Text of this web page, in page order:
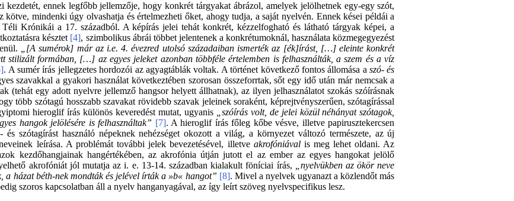
kezdetét, ennek legfőbb jellemzője, hogy konkrét tárgyakat ábrázol, amelyek jelölhetnek egy-egy szót,
kötve, mindenki úgy olvashatja és értelmezheti őket, ahogy tudja, a saját nyelvén. Ennek kései példái a
Krónikái a 17. századból. A képírás jelei tehát konkrét, kézzelfogható és látható tárgyak képei, a
késztet [4], szimbolikus ábrái többet jelentenek a konkrétumoknál, használata közmegegyezést
„[A sumérok] már az i.e. 4. évezred utolsó századaiban ismerték az [ék]írást, […] eleinte konkrét
stilizált formában, […] az egyes jeleket azonban többféle értelemben is felhasználták, a szem és a víz
. A sumér írás jellegzetes hordozói az agyagtáblák voltak. A történet következő fontos állomása aszó- és
szavakkal a gyakori használat következtében szorosan összeforrtak, sőt egy idő után már nemcsak a
(tehát egy adott nyelvre jellemző hangsor helyett állhatnak), az ilyen jelhasználatot szokás szóírásnak
több szótagú hosszabb szavakat rövidebb szavak jeleinek soraként, képrejtvényszerűen, szótagírással
hieroglif írás különös keveredést mutat, ugyanis
„szóírás volt, de jelei közül néhányat szótagok,
hangok jelölésére is felhasználtak” [7]. A hieroglif írás főleg kőbe vésve, illetve papirusztekercsen
szótagírást használó népeknek nehézséget okozott a világ, a környezet változó természete, az új
leírása. A problémát további jelek bevezetésével, illetve akrofóniávalis meg lehet oldani. Az
kezdőhangjainak hangértékében, az akrofónia útján jutott el az ember az egyes hangokat jelölő
akrofóniát jól mutatja az i. e. 13-14. században kialakult föníciai írás,
„nyelvükben az ökör neve
a házat béth-nek mondták és jelével írták a »b« hangot” [8]. Mivel a nyelvek ugyanazt a közlendőt más
szoros kapcsolatban áll a nyelv hanganyagával, az így leírt szöveg nyelvspecifikus lesz.